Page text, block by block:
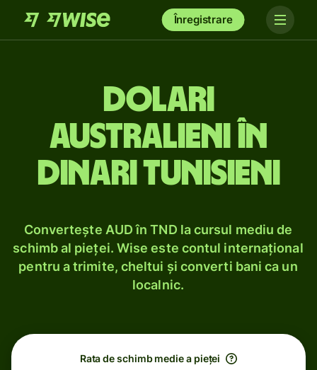
Înregistrare
Dolari
australieni în
dinari tunisieni
Convertește AUD în TND la cursul mediu de
schimb al pieței. Wise este contul internațional
pentru a trimite, cheltui și converti bani ca un
localnic.
Rata de schimb medie a pieței